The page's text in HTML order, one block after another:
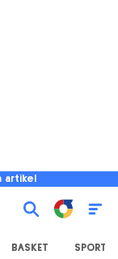
artikel
BASKET SPORT